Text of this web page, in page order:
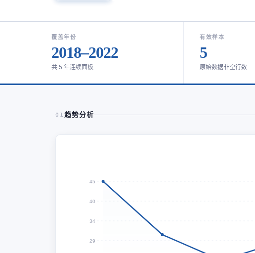
覆盖年份
2018–2022
共 5 年连续面板
有效样本
5
原始数据非空行数
01 趋势分析
45
40
34
29